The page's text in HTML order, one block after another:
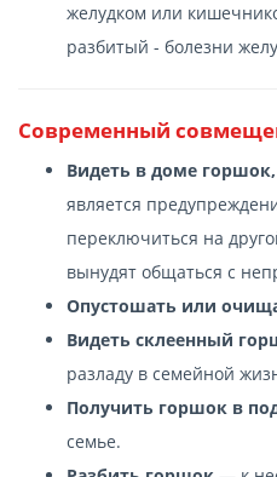
желудком или
разбитый - болезни
Современный
Видеть в доме
является
переключиться на
вынудят общаться с
Опустошать или
Видеть склеенный
разладу в семейной
Получить горшок в
семье.